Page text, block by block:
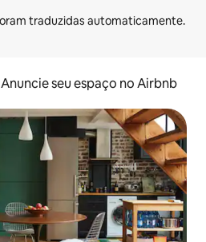
Anuncie seu espaço no Airbnb